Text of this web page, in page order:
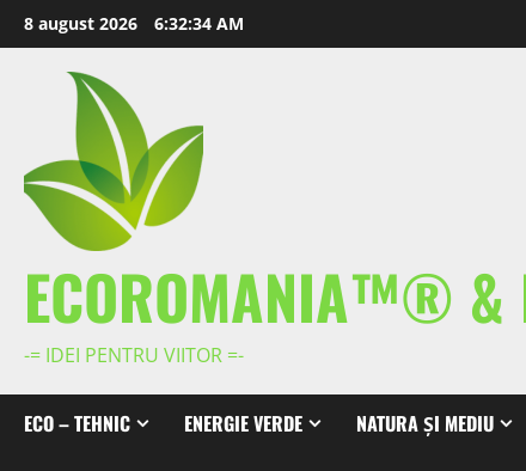
Skip
to
content
8 august 2026 6:32:35 AM
ECOROMANIA™® &
-= IDEI PENTRU VIITOR =-
ECO – TEHNIC ENERGIE VERDE NATURA ȘI MEDIU